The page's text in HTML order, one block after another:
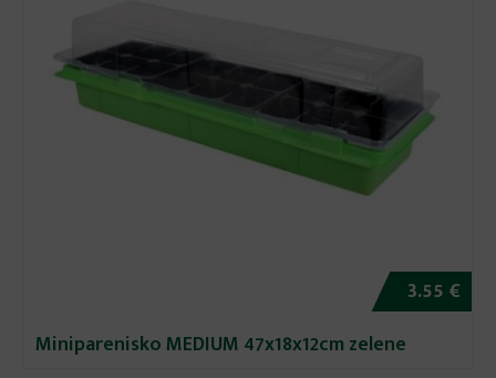
3.55 €
Miniparenisko MEDIUM 47x18x12cm zelene